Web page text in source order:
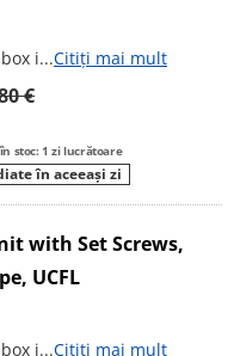
i...Citiți mai mult
€
stoc: 1 zi lucrătoare
în aceeași zi
with Set Screws,
UCFL
i...Citiți mai mult